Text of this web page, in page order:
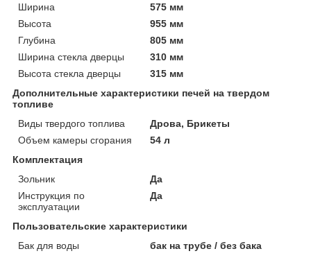
Ширина
575 мм
Высота
955 мм
Глубина
805 мм
Ширина стекла дверцы
310 мм
Высота стекла дверцы
315 мм
Дополнительные характеристики печей на твердом
топливе
Виды твердого топлива
Дрова, Брикеты
Объем камеры сгорания
54 л
Комплектация
Зольник
Да
Инструкция по
эксплуатации
Да
Пользовательские характеристики
Бак для воды
бак на трубе / без бака